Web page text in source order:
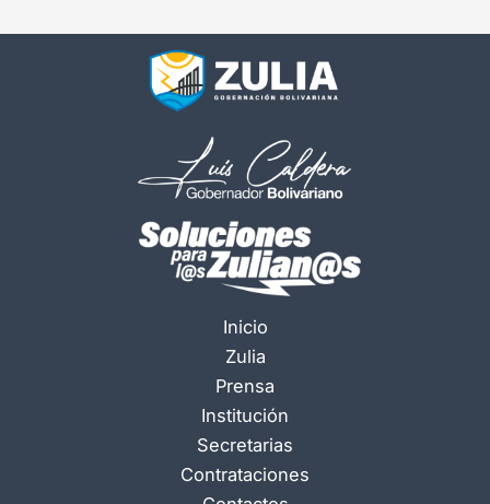
Inicio
Zulia
Prensa
Institución
Secretarias
Contrataciones